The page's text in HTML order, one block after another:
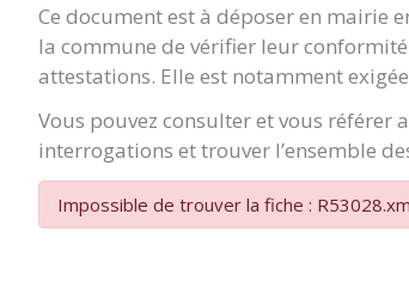
Ce document est à déposer en mairie
la commune de vérifier leur
attestations. Elle est notamment
Vous pouvez consulter et vous référer
interrogations et trouver l’ensemble
Impossible de trouver la fiche :